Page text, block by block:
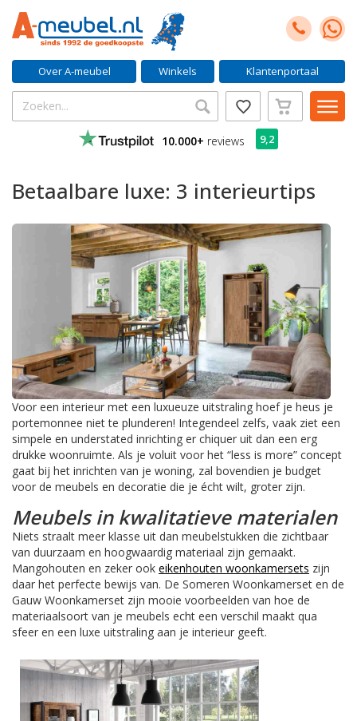
Over A-meubel Winkels Klantenportaal
10.000+ reviews 9,2
Betaalbare luxe: 3 interieurtips
Voor een interieur met een luxueuze uitstraling hoef je heus je
portemonnee niet te plunderen! Integendeel zelfs, vaak ziet een
simpele en understated inrichting er chiquer uit dan een erg
drukke woonruimte. Als je voluit voor het “less is more” concept
gaat bij het inrichten van je woning, zal bovendien je budget
voor de meubels en decoratie die je écht wilt, groter zijn.
Meubels in kwalitatieve materialen
Niets straalt meer klasse uit dan meubelstukken die zichtbaar
van duurzaam en hoogwaardig materiaal zijn gemaakt.
Mangohouten en zeker ook eikenhouten woonkamersets zijn
daar het perfecte bewijs van. De Someren Woonkamerset en de
Gauw Woonkamerset zijn mooie voorbeelden van hoe de
materiaalsoort van je meubels echt een verschil maakt qua
sfeer en een luxe uitstraling aan je interieur geeft.